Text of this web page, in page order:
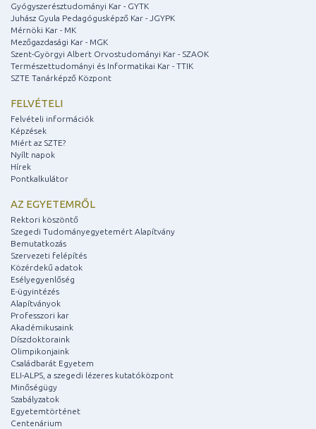
Gyógyszerésztudományi Kar - GYTK
Juhász Gyula Pedagógusképző Kar - JGYPK
Mérnöki Kar - MK
Mezőgazdasági Kar - MGK
Szent-Györgyi Albert Orvostudományi Kar - SZAOK
Természettudományi és Informatikai Kar - TTIK
SZTE Tanárképző Központ
FELVÉTELI
Felvételi információk
Képzések
Miért az SZTE?
Nyílt napok
Hírek
Pontkalkulátor
AZ EGYETEMRŐL
Rektori köszöntő
Szegedi Tudományegyetemért Alapítvány
Bemutatkozás
Szervezeti felépítés
Közérdekű adatok
Esélyegyenlőség
E-ügyintézés
Alapítványok
Professzori kar
Akadémikusaink
Díszdoktoraink
Olimpikonjaink
Családbarát Egyetem
ELI-ALPS, a szegedi lézeres kutatóközpont
Minőségügy
Szabályzatok
Egyetemtörténet
Centenárium